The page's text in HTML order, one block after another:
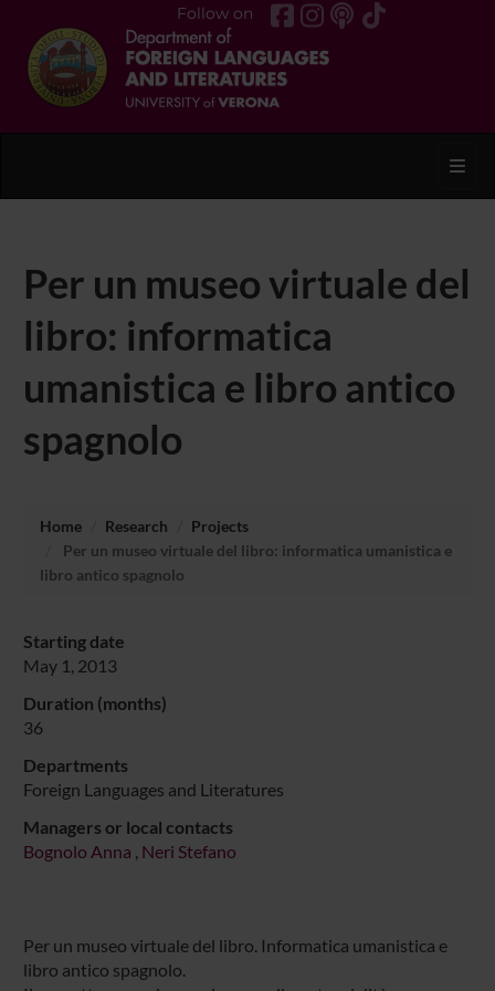
Follow on
Per un museo virtuale del
libro: informatica
umanistica e libro antico
spagnolo
Home Research
Projects
Per un museo virtuale del libro: informatica umanistica e
libro antico spagnolo
Starting date
May 1, 2013
Duration (months)
36
Departments
Foreign Languages and Literatures
Managers or local contacts
Bognolo Anna , Neri Stefano
Per un museo virtuale del libro. Informatica umanistica e
libro antico spagnolo.